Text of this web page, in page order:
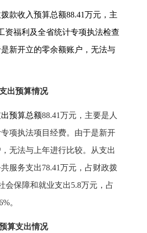
款收入预算总额88.41万元，主
资福利及全省统计专项执法检查
新开立的零余额账户，无法与
出预算情况
预算总额88.41万元，主要是人
项执法项目经费。由于是新开
无法与上年进行比较。从支出
服务支出78.41万元，占财政拨
会保障和就业支出5.8万元，占
。
算支出情况